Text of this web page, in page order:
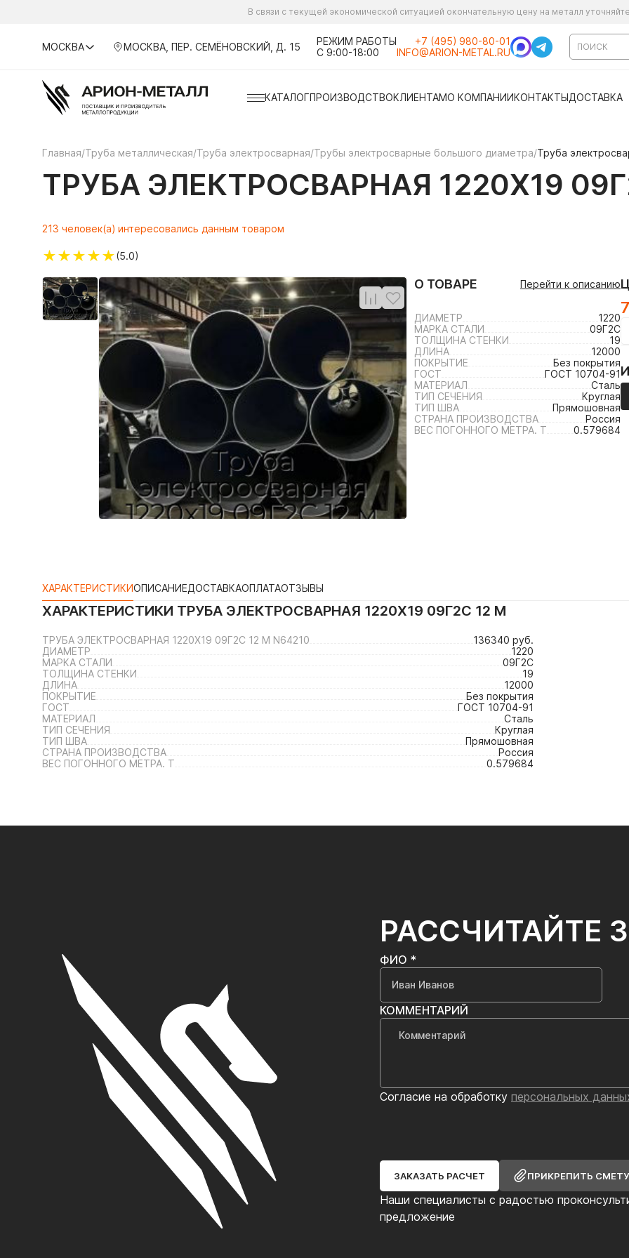
В связи с текущей экономической ситуацией окончательную цену на металл
МОСКВА МОСКВА, ПЕР. СЕМЁНОВСКИЙ, Д. 15
РЕЖИМ РАБОТЫ
С 9:00-18:00
+7 (495) 980-80-01
INFO@ARION-METAL.RU
КАТАЛОГПРОИЗВОДСТВОКЛИЕНТАМО КОМПАНИИКОНТАКТЫДОСТАВКА
Главная/Труба металлическая/Труба электросварная/Трубы электросварные большого диаметра/Труба
ТРУБА ЭЛЕКТРОСВАРНАЯ 1220Х19
213 человек(а) интересовались данным товаром
★★★★★(5.0)
О ТОВАРЕ Перейти к описанию
ДИАМЕТР
1220
МАРКА СТАЛИ
09Г2С
ТОЛЩИНА СТЕНКИ
19
ДЛИНА
12000
ПОКРЫТИЕ
Без покрытия
ГОСТ
ГОСТ 10704-91
МАТЕРИАЛ
Сталь
ТИП СЕЧЕНИЯ
Круглая
ТИП ШВА
Прямошовная
СТРАНА ПРОИЗВОДСТВА
Россия
ВЕС ПОГОННОГО МЕТРА. Т
0.579684
ХАРАКТЕРИСТИКИОПИСАНИЕДОСТАВКАОПЛАТАОТЗЫВЫ
ХАРАКТЕРИСТИКИ ТРУБА ЭЛЕКТРОСВАРНАЯ 1220Х19 09Г2С 12 М
ТРУБА ЭЛЕКТРОСВАРНАЯ 1220Х19 09Г2С 12 М N64210
136340 руб.
ДИАМЕТР
1220
МАРКА СТАЛИ
09Г2С
ТОЛЩИНА СТЕНКИ
19
ДЛИНА
12000
ПОКРЫТИЕ
Без покрытия
ГОСТ
ГОСТ 10704-91
МАТЕРИАЛ
Сталь
ТИП СЕЧЕНИЯ
Круглая
ТИП ШВА
Прямошовная
СТРАНА ПРОИЗВОДСТВА
Россия
ВЕС ПОГОННОГО МЕТРА. Т
0.579684
РАССЧИТАЙТЕ
Наши специалисты с радостью
предложение
ФИО *
КОММЕНТАРИЙ
Согласие на обработку персональных
ЗАКАЗАТЬ РАСЧЕТ ПРИКРЕПИТЬ СМЕТУ